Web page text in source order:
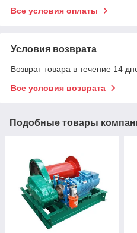
Все условия оплаты
Условия возврата
Возврат товара в течение 14
Все условия возврата
Подобные товары